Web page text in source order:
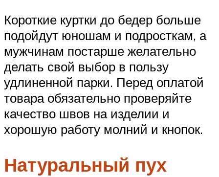
Короткие куртки до бедер больше
подойдут юношам и подросткам, а
мужчинам постарше желательно
делать свой выбор в пользу
удлиненной парки. Перед оплатой
товара обязательно проверяйте
качество швов на изделии и
хорошую работу молний и кнопок.
Натуральный пух